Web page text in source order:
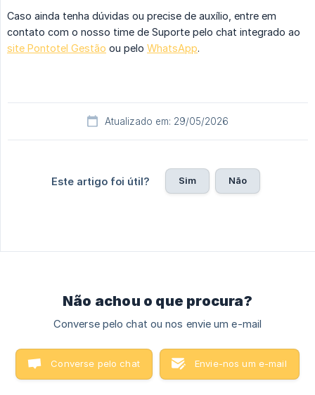
Caso ainda tenha dúvidas ou precise de auxílio, entre em
contato com o nosso time de Suporte pelo chat integrado ao
site Pontotel Gestão ou pelo WhatsApp.
Atualizado em: 29/05/2026
Este artigo foi útil? Sim Não
Não achou o que procura?
Converse pelo chat ou nos envie um e-mail
Converse pelo chat Envie-nos um e-mail